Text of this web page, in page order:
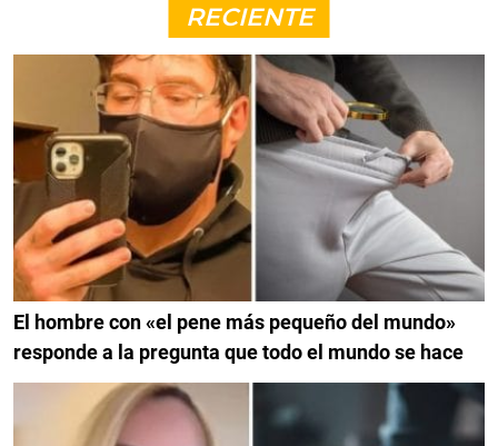
RECIENTE
El hombre con «el pene más pequeño del mundo»
responde a la pregunta que todo el mundo se hace